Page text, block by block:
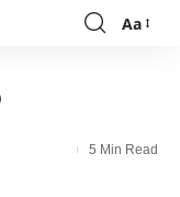
Font
Aa
5 Min Read